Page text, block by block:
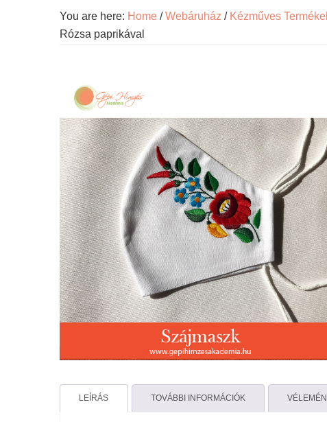
You are here: Home / Webáruház / Kézműves
Rózsa paprikával
LEÍRÁS TOVÁBBI INFORMÁCIÓK